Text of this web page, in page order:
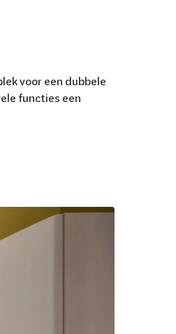
voor een dubbele
functies een